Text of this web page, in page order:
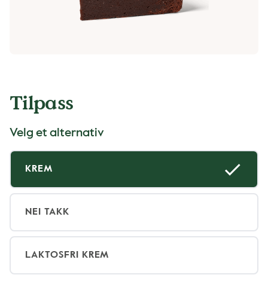
Tilpass
Velg et alternativ
KREM
NEI TAKK
LAKTOSFRI KREM